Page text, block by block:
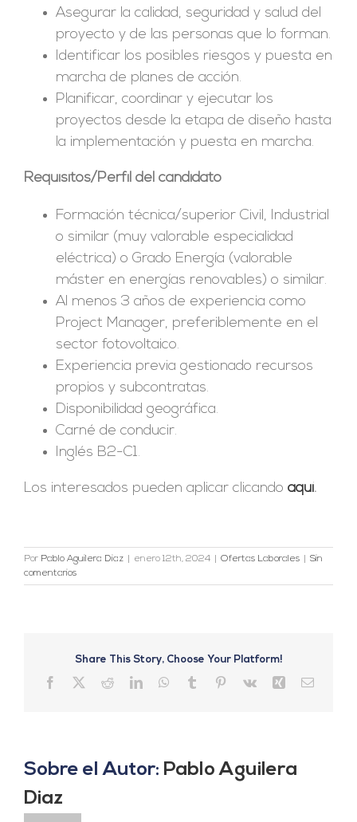
Asegurar la calidad, seguridad y salud del
proyecto y de las personas que lo forman.
Identificar los posibles riesgos y puesta en
marcha de planes de acción.
Planificar, coordinar y ejecutar los
proyectos desde la etapa de diseño hasta
la implementación y puesta en marcha.
Requisitos/Perfil del candidato
Formación técnica/superior Civil, Industrial
o similar (muy valorable especialidad
eléctrica) o Grado Energía (valorable
máster en energías renovables) o similar.
Al menos 3 años de experiencia como
Project Manager, preferiblemente en el
sector fotovoltaico.
Experiencia previa gestionado recursos
propios y subcontratas.
Disponibilidad geográfica.
Carné de conducir.
Inglés B2-C1.
Los interesados pueden aplicar clicando aquí.
Por Pablo Aguilera Diaz enero 12th, 2024 Ofertas Laborales
Sin
comentarios
Share This Story, Choose Your Platform!
Facebook RedditLinkedInWhatsApp
Tumblr Pinterest
Vk Xing Correo
Sobre el Autor: Pablo Aguilera
Diaz